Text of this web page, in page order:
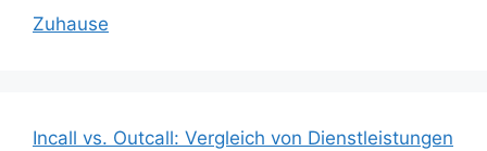
Zuhause
Incall vs. Outcall: Vergleich von Dienstleistungen